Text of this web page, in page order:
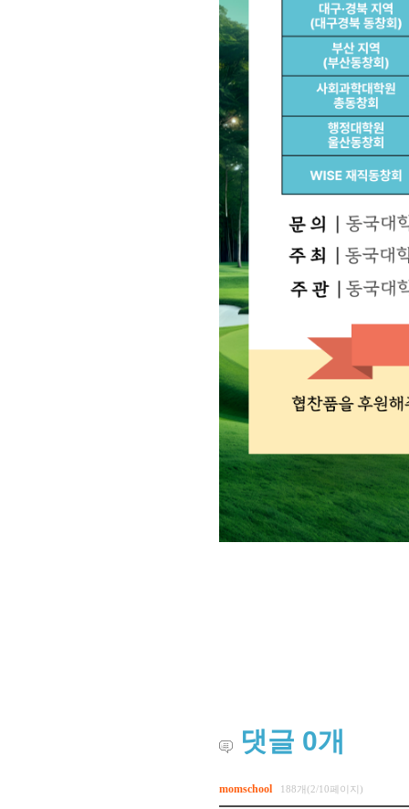
댓글 0개
momschool 188개(2/10페이지)